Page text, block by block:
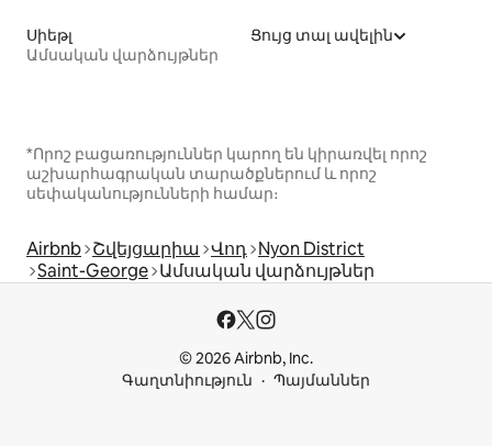
Սիեթլ
Ամսական վարձույթներ
Ցույց տալ ավելին
*Որոշ բացառություններ կարող են կիրառվել որոշ
աշխարհագրական տարածքներում և որոշ
սեփականությունների համար։
Airbnb Շվեյցարիա Վոդ Nyon District
Saint-George Ամսական վարձույթներ
© 2026 Airbnb, Inc.
Գաղտնիություն
Պայմաններ